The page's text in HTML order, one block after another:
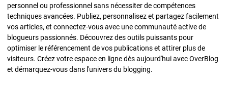
personnel ou professionnel sans nécessiter de compétences
techniques avancées. Publiez, personnalisez et partagez facilement
vos articles, et connectez-vous avec une communauté active de
blogueurs passionnés. Découvrez des outils puissants pour
optimiser le référencement de vos publications et attirer plus de
visiteurs. Créez votre espace en ligne dès aujourd'hui avec OverBlog
et démarquez-vous dans l'univers du blogging.